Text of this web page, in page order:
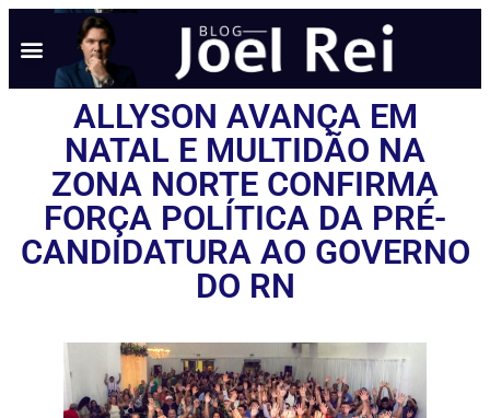
ALLYSON AVANÇA EM
NATAL E MULTIDÃO NA
ZONA NORTE CONFIRMA
FORÇA POLÍTICA DA PRÉ-
CANDIDATURA AO GOVERNO
DO RN